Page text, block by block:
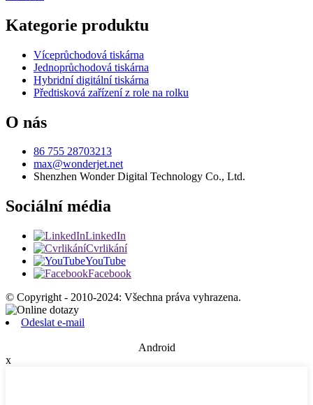
Kategorie produktu
Víceprůchodová tiskárna
Jednoprůchodová tiskárna
Hybridní digitální tiskárna
Předtisková zařízení z role na rolku
O nás
86 755 28703213
max@wonderjet.net
Shenzhen Wonder Digital Technology Co., Ltd.
Sociální média
LinkedIn
Cvrlikání
YouTube
Facebook
© Copyright - 2010-2024: Všechna práva vyhrazena.
Odeslat e-mail
Android
x